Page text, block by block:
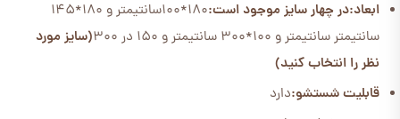
ابعاد:در چهار سایز موجود است:
180*100سانتیمتر و 180*145
سانتیمتر سانتیمتر و 100*300 سانتیمتر و 150 در 300
(سایز مورد
نظر را انتخاب کنید)
قابلیت شستشو:دارد